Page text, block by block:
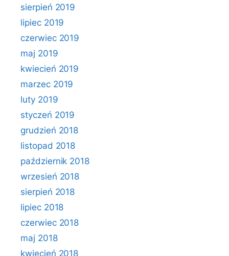
sierpień 2019
lipiec 2019
czerwiec 2019
maj 2019
kwiecień 2019
marzec 2019
luty 2019
styczeń 2019
grudzień 2018
listopad 2018
październik 2018
wrzesień 2018
sierpień 2018
lipiec 2018
czerwiec 2018
maj 2018
kwiecień 2018